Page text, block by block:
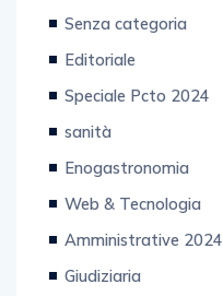
Senza categoria
Editoriale
Speciale Pcto 2024
sanità
Enogastronomia
Web & Tecnologia
Amministrative 2024
Giudiziaria